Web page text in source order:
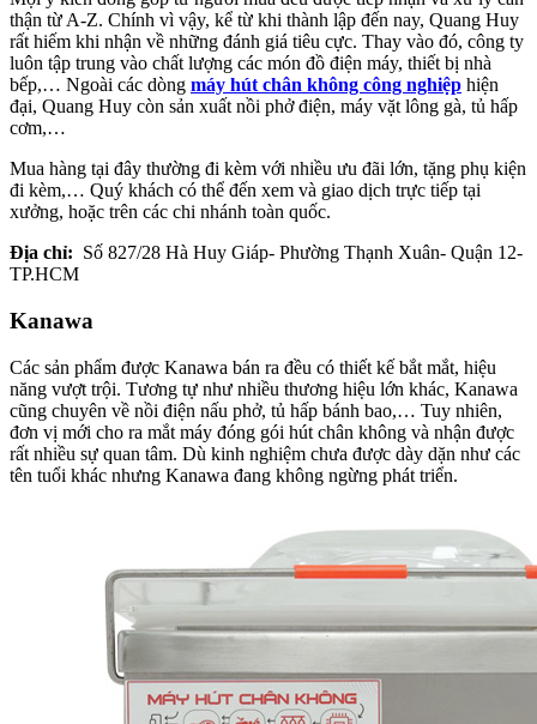
thận từ A-Z. Chính vì vậy, kể từ khi thành lập đến nay, Quang Huy
rất hiếm khi nhận về những đánh giá tiêu cực. Thay vào đó, công ty
luôn tập trung vào chất lượng các món đồ điện máy, thiết bị nhà
bếp,… Ngoài các dòng máy hút chân không công nghiệp hiện
đại, Quang Huy còn sản xuất nồi phở điện, máy vặt lông gà, tủ hấp
cơm,…
Mua hàng tại đây thường đi kèm với nhiều ưu đãi lớn, tặng phụ kiện
đi kèm,… Quý khách có thể đến xem và giao dịch trực tiếp tại
xưởng, hoặc trên các chi nhánh toàn quốc.
Địa chỉ: Số 827/28 Hà Huy Giáp- Phường Thạnh Xuân- Quận 12-
TP.HCM
Kanawa
Các sản phẩm được Kanawa bán ra đều có thiết kế bắt mắt, hiệu
năng vượt trội. Tương tự như nhiều thương hiệu lớn khác, Kanawa
cũng chuyên về nồi điện nấu phở, tủ hấp bánh bao,… Tuy nhiên,
đơn vị mới cho ra mắt máy đóng gói hút chân không và nhận được
rất nhiều sự quan tâm. Dù kinh nghiệm chưa được dày dặn như các
tên tuổi khác nhưng Kanawa đang không ngừng phát triển.